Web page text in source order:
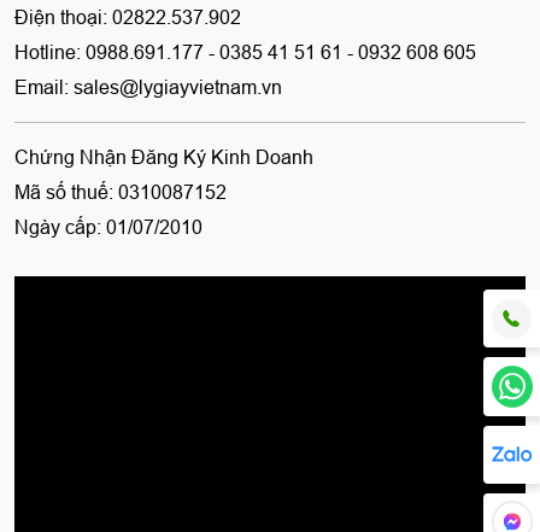
Điện thoại: 02822.537.902
Hotline: 0988.691.177 - 0385 41 51 61 - 0932 608 605
Email: sales@lygiayvietnam.vn
Chứng Nhận Đăng Ký Kinh Doanh
Mã số thuế: 0310087152
Ngày cấp: 01/07/2010